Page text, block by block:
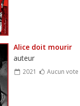
Alice doit mourir
auteur
2021 Aucun vote